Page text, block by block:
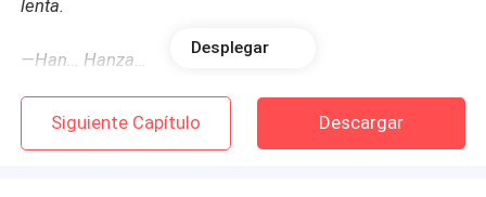
lenta.
—Han… Hanza…
—Él no puede protegerte ahora… Estás en mi poder.
Desplegar
Siguiente Capítulo Descargar